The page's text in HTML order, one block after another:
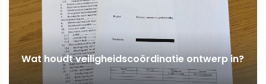
Wat houdt veiligheidscoördinatie ontwerp in?